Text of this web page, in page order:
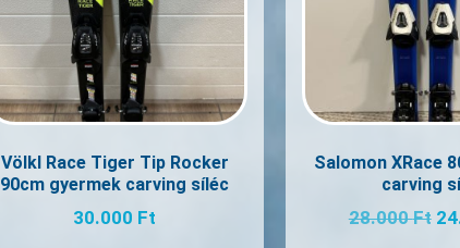
Völkl Race Tiger Tip Rocker
90cm gyermek carving síléc
30.000 Ft
Salomon XRace
carving
28.000Ft